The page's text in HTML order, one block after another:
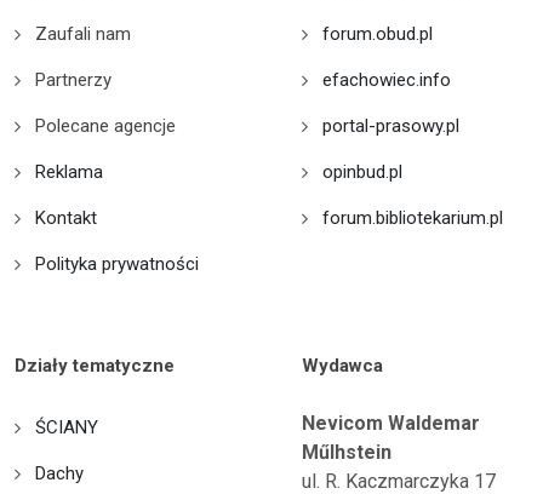
Zaufali nam
Partnerzy
Polecane agencje
Reklama
Kontakt
Polityka prywatności
forum.obud.pl
efachowiec.info
portal-prasowy.pl
opinbud.pl
forum.bibliotekarium.pl
Działy tematyczne
ŚCIANY
Dachy
Wydawca
Nevicom Waldemar
Műlhstein
ul. R. Kaczmarczyka 17